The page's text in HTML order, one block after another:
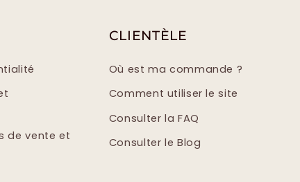
de vente et
CLIENTÈLE
Où est ma commande ?
Comment utiliser le site
Consulter la FAQ
Consulter le Blog